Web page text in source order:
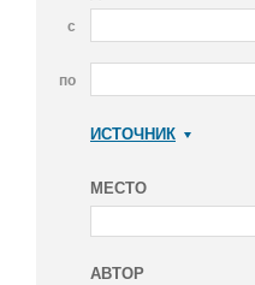
с
по
ИСТОЧНИК
МЕСТО
АВТОР